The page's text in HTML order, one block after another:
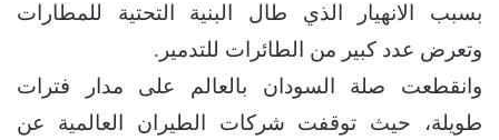
بسبب الانهيار الذي طال البنية التحتية للمطارات
وتعرض عدد كبير من الطائرات للتدمير.
وانقطعت صلة السودان بالعالم على مدار فترات
طويلة، حيث توقفت شركات الطيران العالمية عن